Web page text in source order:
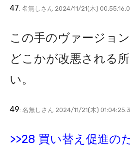
47: 名無しさん 2024/11/21(木)
この手のヴァージョ
どこかが改悪される
い。
49: 名無しさん 2024/11/21(木)
>>28 買い替え促進の